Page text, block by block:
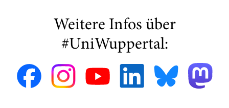
Weitere Infos über
#UniWuppertal: